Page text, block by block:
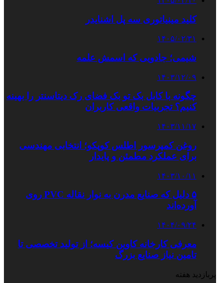
کلید مینیاتوری سه پل اشنایدر
۱۴۰۵/۰۲/۳۱
شیمی؛ جادویی که اسمش علمه
۱۴۰۳/۱۲/۰۹
چگونه با کابل بک تو بک فضای رک دیتاسنتر را بهینه
کنیم؟ تجربیات واقعی کاربران
۱۴۰۳/۱۱/۱۷
روغن کمپرسور اطلس کوپکو؛ انتخابی مهندسی
برای عملکرد مطمئن و پایدار
۱۴۰۳/۱۰/۱۱
۵ دلیل که صنایع مدرن به نوار نقاله PVC روی
آورده‌اند
۱۴۰۴/۰۹/۲۴
معرفی کارخانه کاوین کیسه؛ از تولید تخصصی تا
تامین نیاز صنایع بزرگ
پربازدید هفته